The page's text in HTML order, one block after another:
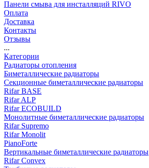
Панели смыва для инсталляций RIVO
Оплата
Доставка
Контакты
Отзывы
...
Категории
Радиаторы отопления
Биметаллические радиаторы
Секционные биметаллические радиаторы
Rifar BASE
Rifar ALP
Rifar ECOBUILD
Монолитные биметаллические радиаторы
Rifar Supremo
Rifar Monolit
PianoForte
Вертикальные биметаллические радиаторы
Rifar Convex